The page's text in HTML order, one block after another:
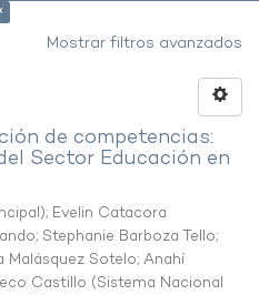
Mostrar filtros avanzados
de competencias:
Sector Educación en
; Evelin Catacora
; Stephanie Barboza Tello;
Malásquez Sotelo; Anahí
Castillo (Sistema Nacional